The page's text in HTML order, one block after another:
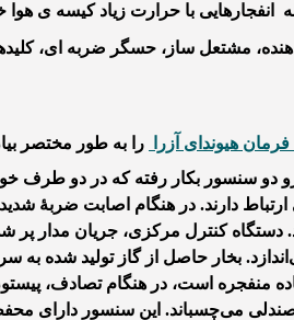
با حرارت زیاد کیسه ی هوا
مشتعل ساز، حسگر ضربه ای،
فرمان هیوندای آزرا
دو سنسور بکار رفته که در دو طرف
دارند. در هنگام اصابت ضربهٔ
دستگاه کنترل مرکزی، جریان مدار پر
بخار حاصل از گاز تولید شده
منفجره است، در هنگام تصادف،
صندلی می‌چسباند. این سنسور دارای